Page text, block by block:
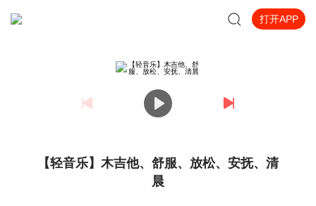
打开APP
【轻音乐】木吉他、舒服、放松、安抚、清
晨